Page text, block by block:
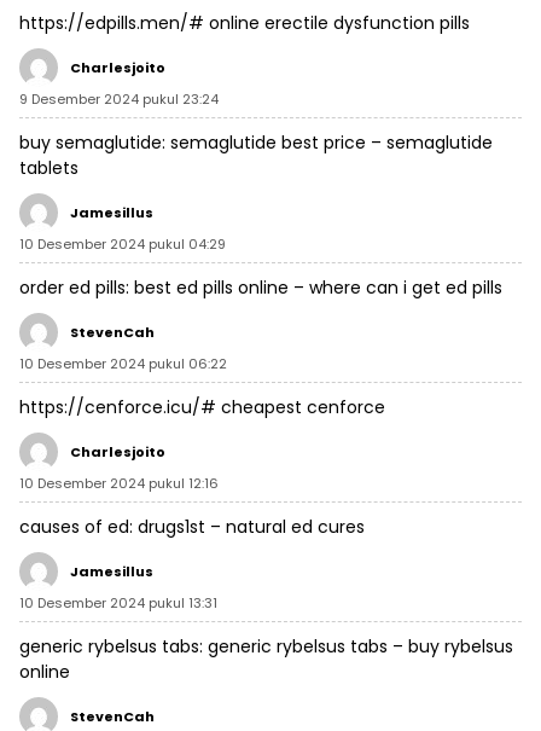
https://edpills.men/# online erectile dysfunction pills
Charlesjoito
9 Desember 2024 pukul 23:24
buy semaglutide: semaglutide best price – semaglutide
tablets
Jamesillus
10 Desember 2024 pukul 04:29
order ed pills: best ed pills online – where can i get ed pills
StevenCah
10 Desember 2024 pukul 06:22
https://cenforce.icu/# cheapest cenforce
Charlesjoito
10 Desember 2024 pukul 12:16
causes of ed: drugs1st – natural ed cures
Jamesillus
10 Desember 2024 pukul 13:31
generic rybelsus tabs: generic rybelsus tabs – buy rybelsus
online
StevenCah